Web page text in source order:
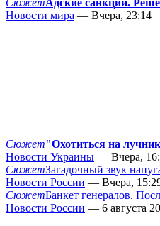
СюжетАдские санкции.
Новости мира — Вчера, 23:14
Сюжет"Охотиться на
Новости Украины — Вчера,
СюжетЗагадочный звук
Новости России — Вчера,
СюжетБанкет генералов.
Новости России — 6 августа